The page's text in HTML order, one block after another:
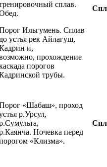
сплав.
Ильгумень. Сплав
до устья рек Айлагуш,
и,
прохождение
порогов
трубы.
«Шабаш», проход
р.Урсул,
Ночевка перед
«Клизма».